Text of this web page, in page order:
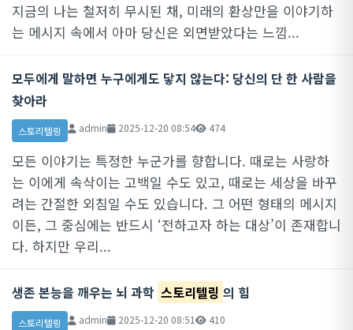
지금의 나는 철저히 무시된 채, 미래의 환상만을 이야기하
는 메시지 속에서 아마 당신은 외면받았다는 느낌...
모두에게 말하면 누구에게도 닿지 않는다: 당신의 단 한 사람을
찾아라
스토리텔링 admin 2025-12-20 08:54 474
모든 이야기는 특정한 누군가를 향합니다. 때로는 사랑하
는 이에게 속삭이는 고백일 수도 있고, 때로는 세상을 바꾸
려는 간절한 외침일 수도 있습니다. 그 어떤 형태의 메시지
이든, 그 중심에는 반드시 ‘전하고자 하는 대상’이 존재합니
다. 하지만 우리...
생존 본능을 깨우는 뇌 과학 스토리텔링 의 힘
스토리텔링 admin 2025-12-20 08:51 410